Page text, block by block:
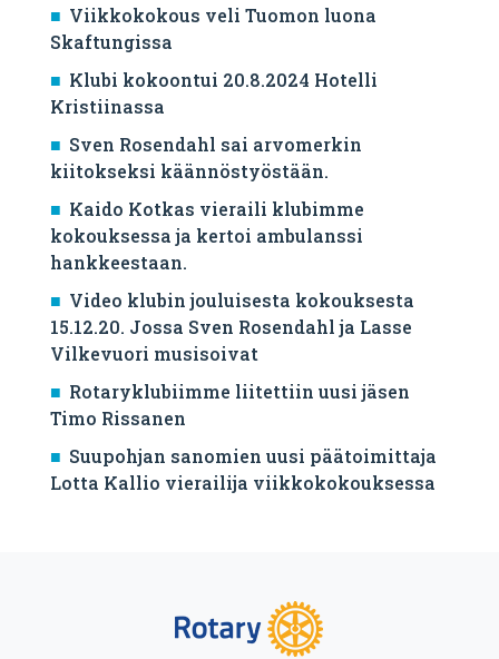
Viikkokokous veli Tuomon luona
Skaftungissa
Klubi kokoontui 20.8.2024 Hotelli
Kristiinassa
Sven Rosendahl sai arvomerkin
kiitokseksi käännöstyöstään.
Kaido Kotkas vieraili klubimme
kokouksessa ja kertoi ambulanssi
hankkeestaan.
Video klubin jouluisesta kokouksesta
15.12.20. Jossa Sven Rosendahl ja Lasse
Vilkevuori musisoivat
Rotaryklubiimme liitettiin uusi jäsen
Timo Rissanen
Suupohjan sanomien uusi päätoimittaja
Lotta Kallio vierailija viikkokokouksessa